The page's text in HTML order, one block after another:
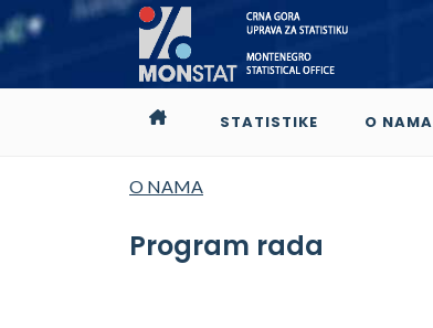
STATISTIKE O NAMA
O NAMA
Program rada